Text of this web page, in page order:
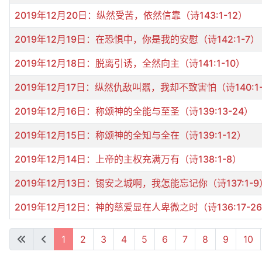
文章列表
2019年12月20日：纵然受苦，依然信靠（诗143:1-12）
2019年12月19日：在恐惧中，你是我的安慰（诗142:1-7）
2019年12月18日：脱离引诱，全然向主（诗141:1-10）
2019年12月17日：纵然仇敌叫嚣，我却不致害怕（诗140:1-
2019年12月16日：称颂神的全能与至圣（诗139:13-24）
2019年12月15日：称颂神的全知与全在（诗139:1-12）
2019年12月14日：上帝的主权充满万有（诗138:1-8）
2019年12月13日：锡安之城啊，我怎能忘记你（诗137:1-9）
2019年12月12日：神的慈爱显在人卑微之时（诗136:17-26
1 2 3 4 5 6 7 8 9 10